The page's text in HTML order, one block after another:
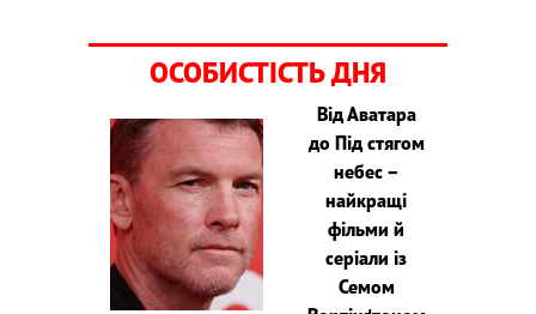
ОСОБИСТІСТЬ ДНЯ
Від Аватара
до Під стягом
небес –
найкращі
фільми й
серіали із
Семом